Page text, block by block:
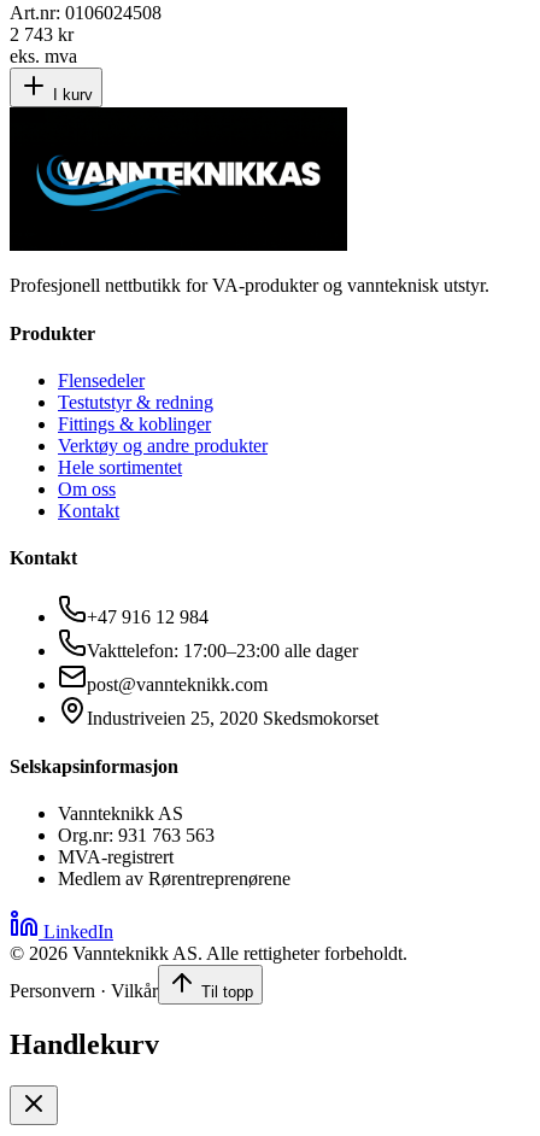
Art.nr: 0106024508
2 743 kr
eks. mva
I kurv
Profesjonell nettbutikk for VA-produkter og vannteknisk utstyr.
Produkter
Flensedeler
Testutstyr & redning
Fittings & koblinger
Verktøy og andre produkter
Hele sortimentet
Om oss
Kontakt
Kontakt
+47 916 12 984
Vakttelefon: 17:00–23:00 alle dager
post@vannteknikk.com
Industriveien 25, 2020 Skedsmokorset
Selskapsinformasjon
Vannteknikk AS
Org.nr: 931 763 563
MVA-registrert
Medlem av Rørentreprenørene
LinkedIn
© 2026 Vannteknikk AS. Alle rettigheter forbeholdt.
Personvern · Vilkår
Til topp
Handlekurv